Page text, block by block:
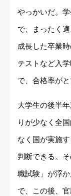
やっかいだ。
で、まったく
成長した卒業
テストなど入
で、合格率が
大学生の後半
りが少なく全
なく国が実施
判断できる。
職試験」が浮
で、この後、